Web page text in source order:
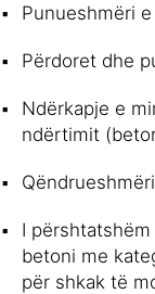
Punueshmëri
Përdoret dhe
Ndërkapje e
ndërtimit
I
betoni me
për shkak të